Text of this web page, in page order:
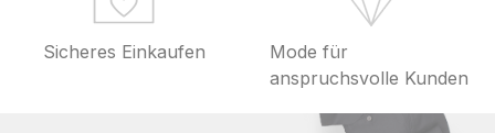
Sicheres Einkaufen
Mode für
anspruchsvolle Kunden